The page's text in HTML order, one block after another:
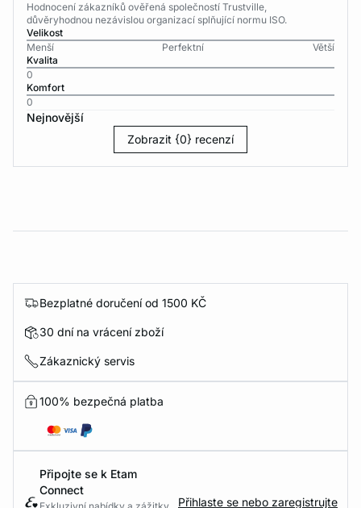
Hodnocení zákazníků ověřená společností Trustville,
důvěryhodnou nezávislou organizací splňující normu ISO.
Velikost
Menší
Perfektní
Větší
Kvalita
0
Komfort
0
Nejnovější
Zobrazit {0} recenzí
Bezplatné doručení od 1500 KČ
30 dní na vrácení zboží
Zákaznický servis
100% bezpečná platba
Připojte se k Etam
Connect
Přihlaste se nebo zaregistrujte